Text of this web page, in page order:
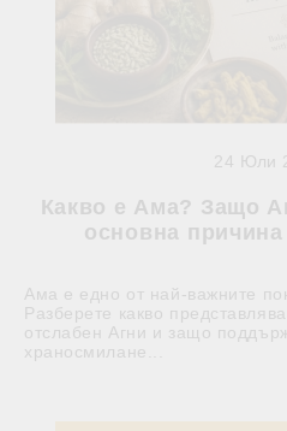
Какво е Ама? Защо
основна причина
24 Юли
Ама е едно от най-важните
Разберете какво
отслабен Агни и защо
храносмилане...